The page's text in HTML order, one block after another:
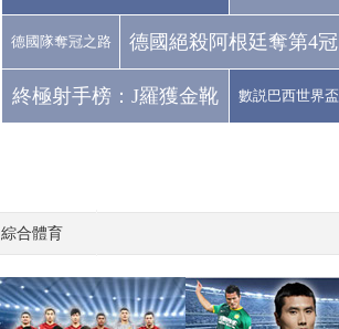
德國隊奪冠之路 德國絕殺阿根廷奪第4冠
終極射手榜：J羅獲金靴 數説巴西世界盃
綜合體育